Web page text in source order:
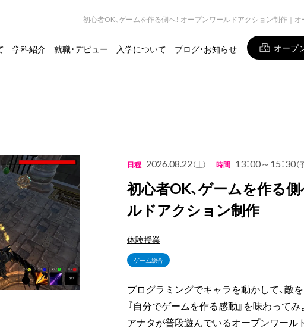
学科紹介 就職・デビュー 入学について ブログ・お知らせ オープ
初心者OK、ゲームを作る側へ！ オープンワールドアクション制作｜
日程 2026.08.22（土） 時間 13：00～15：30
初心者OK、ゲームを作る
ルドアクション制作
体験授業
ゲーム総合
プログラミングでキャラを動かして、敵を
『自分でゲームを作る感動』を味わってみ
アナタが普段遊んでいるオープンワール